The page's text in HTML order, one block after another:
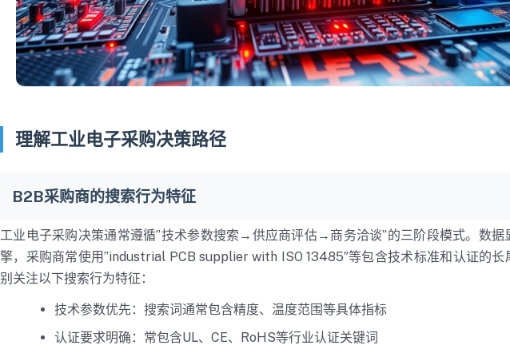
理解工业电子采购决策路径
B2B采购商的搜索行为特征
工业电子采购决策通常遵循”技术参数搜索→供应商评估→商务洽谈”的三阶段模式。数据
擎，采购商常使用”industrial PCB supplier with ISO 13485″等包含技术标准和认证的长
别关注以下搜索行为特征：
技术参数优先：搜索词通常包含精度、温度范围等具体指标
认证要求明确：常包含UL、CE、RoHS等行业认证关键词